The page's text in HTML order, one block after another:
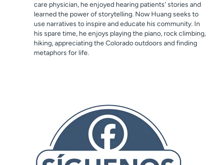
care physician, he enjoyed hearing patients' stories and
learned the power of storytelling. Now Huang seeks to
use narratives to inspire and educate his community. In
his spare time, he enjoys playing the piano, rock climbing,
hiking, appreciating the Colorado outdoors and finding
metaphors for life.